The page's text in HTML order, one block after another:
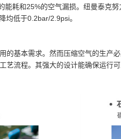
能耗和25%的空气漏损。纽曼泰克
均低于0.2bar/2.9psi。
的基本需求。然而压缩空气的生产
艺流程。其强大的设计能确保运行